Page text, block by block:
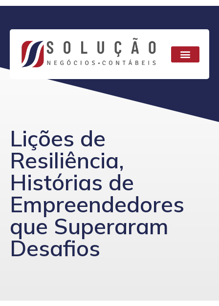
Lições de
Resiliência,
Histórias de
Empreendedores
que Superaram
Desafios